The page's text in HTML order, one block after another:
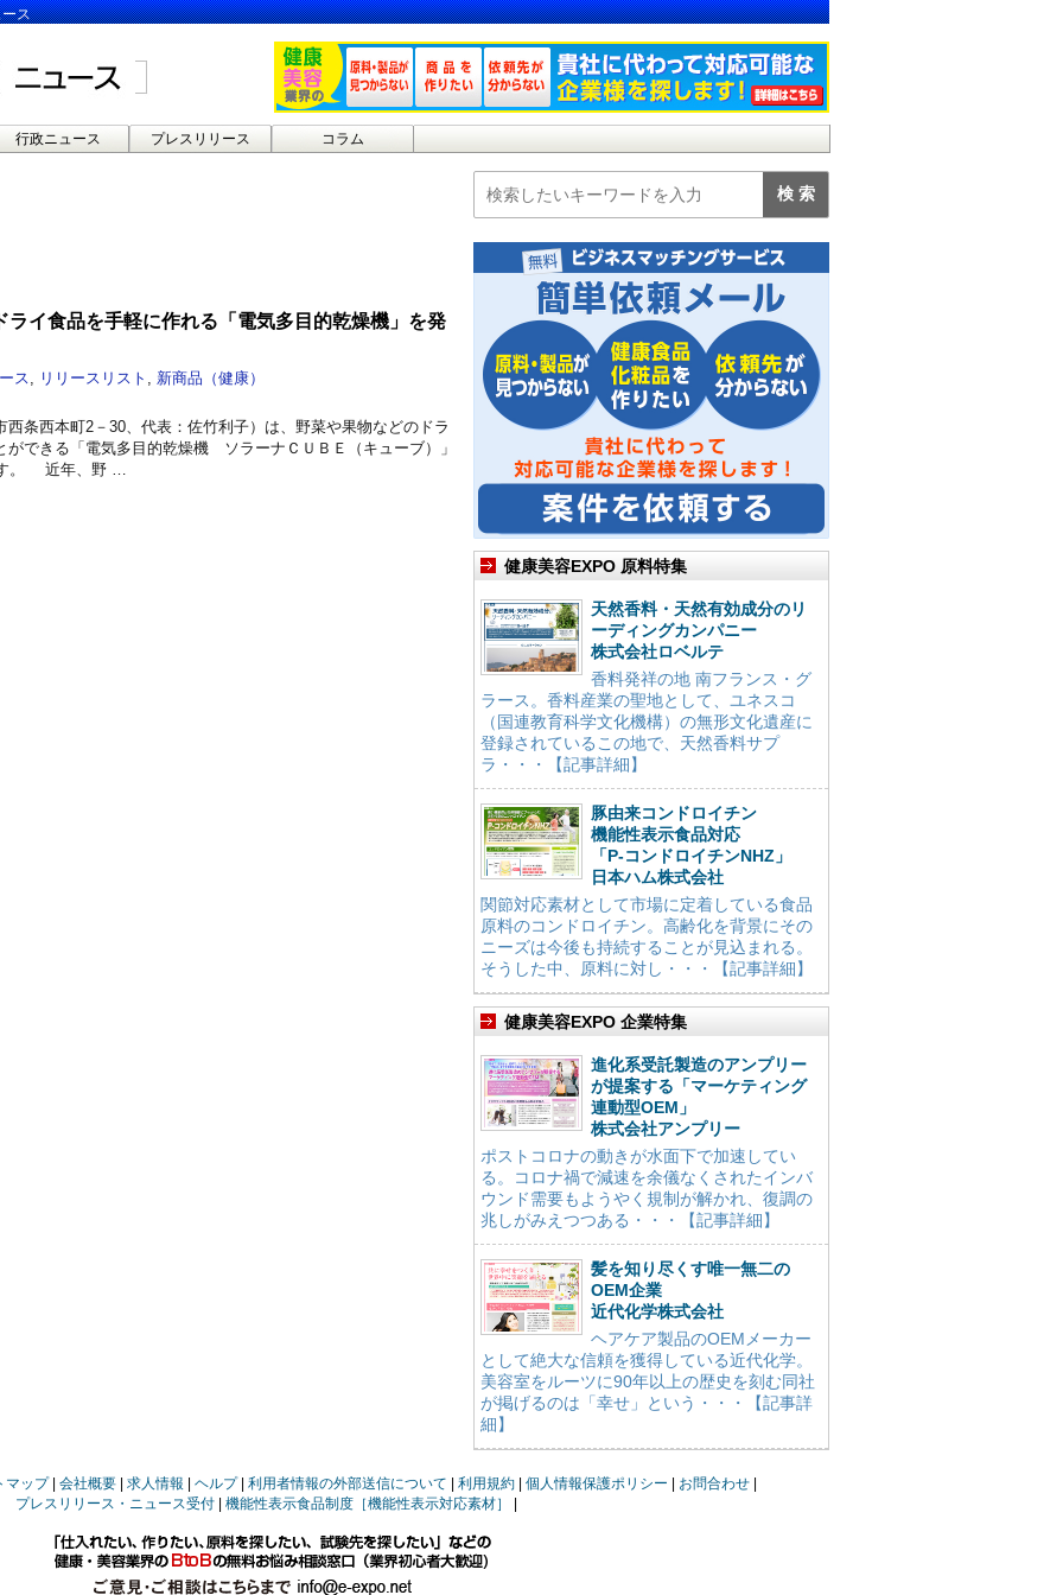
ス
行政ニュース プレスリリース コラム
ライ食品を手軽に作れる「電気多目的乾燥機」を発
ス リリースリスト
新商品（健康）
西条西本町2－30、代表：佐竹利子）は、野菜や果物などのドラ
ができる「電気多目的乾燥機 ソラーナＣＵＢＥ（キューブ）」
。 近年、野 …
健康美容EXPO 原料特集
天然香料・天然有効成分のリ
ーディングカンパニー
株式会社ロベルテ
香料発祥の地 南フランス・グ
ラース。香料産業の聖地として、ユネスコ
（国連教育科学文化機構）の無形文化遺産に
登録されているこの地で、天然香料サプ
ラ・・・【記事詳細】
豚由来コンドロイチン
機能性表示食品対応
「P-コンドロイチンNHZ」
日本ハム株式会社
関節対応素材として市場に定着している食品
原料のコンドロイチン。高齢化を背景にその
ニーズは今後も持続することが見込まれる。
そうした中、原料に対し・・・【記事詳細】
健康美容EXPO 企業特集
進化系受託製造のアンプリー
が提案する「マーケティング
連動型OEM」
株式会社アンプリー
ポストコロナの動きが水面下で加速してい
る。コロナ禍で減速を余儀なくされたインバ
ウンド需要もようやく規制が解かれ、復調の
兆しがみえつつある・・・【記事詳細】
髪を知り尽くす唯一無二の
OEM企業
近代化学株式会社
ヘアケア製品のOEMメーカー
として絶大な信頼を獲得している近代化学。
美容室をルーツに90年以上の歴史を刻む同社
が掲げるのは「幸せ」という・・・【記事詳
細】
マップ 会社概要 求人情報 ヘルプ 利用者情報の外部送信について 利用規約 個人情報保護ポリシー
お問合わせ
プレスリリース・ニュース受付
機能性表示食品制度［機能性表示対応素材］